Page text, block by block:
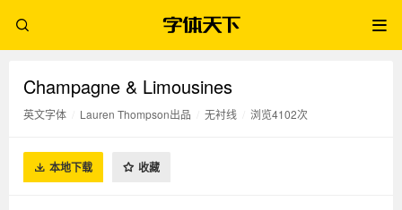
Champagne & Limousines
英文字体 Lauren Thompson出品 无衬线 浏览4102次
本地下载 收藏